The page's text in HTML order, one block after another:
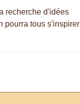
recherche d'idées
pourra tous s'inspirer